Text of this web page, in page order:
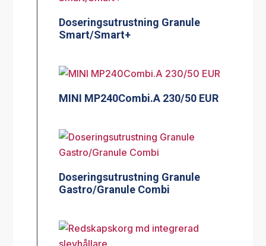
Doseringsutrustning Granule
Smart/Smart+
MINI MP240Combi.A 230/50 EUR
Doseringsutrustning Granule
Gastro/Granule Combi